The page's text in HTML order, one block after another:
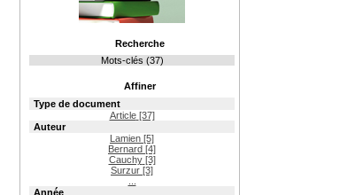
Recherche
Mots-clés (37)
Affiner
Type de document
Article [37]
Auteur
Lamien [5]
Bernard [4]
Cauchy [3]
Surzur [3]
Année